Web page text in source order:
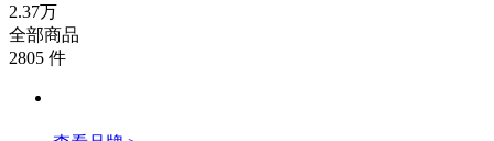
2.37万
全部商品
2805 件